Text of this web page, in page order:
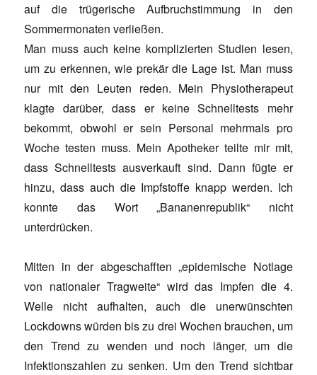
auf die trügerische Aufbruchstimmung in den
Sommermonaten verließen.
Man muss auch keine komplizierten Studien lesen,
um zu erkennen, wie prekär die Lage ist. Man muss
nur mit den Leuten reden. Mein Physiotherapeut
klagte darüber, dass er keine Schnelltests mehr
bekommt, obwohl er sein Personal mehrmals pro
Woche testen muss. Mein Apotheker teilte mir mit,
dass Schnelltests ausverkauft sind. Dann fügte er
hinzu, dass auch die Impfstoffe knapp werden. Ich
konnte das Wort „Bananenrepublik“ nicht
unterdrücken.
Mitten in der abgeschafften „epidemische Notlage
von nationaler Tragweite“ wird das Impfen die 4.
Welle nicht aufhalten, auch die unerwünschten
Lockdowns würden bis zu drei Wochen brauchen, um
den Trend zu wenden und noch länger, um die
Infektionszahlen zu senken. Um den Trend sichtbar